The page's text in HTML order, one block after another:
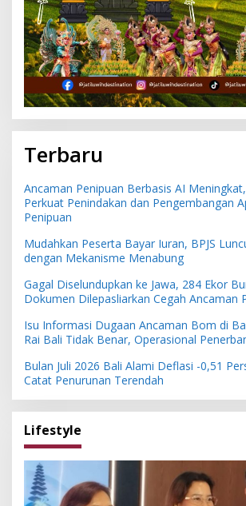
Terbaru
Ancaman Penipuan Berbasis AI
Perkuat Penindakan dan Pengembangan
Penipuan
Mudahkan Peserta Bayar Iuran, BPJS
dengan Mekanisme Menabung
Gagal Diselundupkan ke Jawa, 284 Ekor
Dokumen Dilepasliarkan Cegah Ancaman
Isu Informasi Dugaan Ancaman Bom di
Rai Bali Tidak Benar, Operasional
Bulan Juli 2026 Bali Alami Deflasi -0,51
Catat Penurunan Terendah
Lifestyle